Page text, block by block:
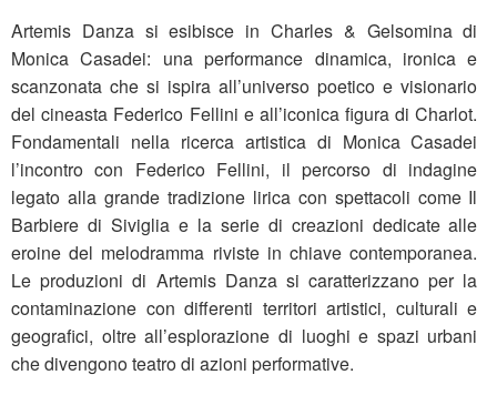
Artemis Danza si esibisce in Charles & Gelsomina di
Monica Casadei: una performance dinamica, ironica e
scanzonata che si ispira all’universo poetico e visionario
del cineasta Federico Fellini e all’iconica figura di Charlot.
Fondamentali nella ricerca artistica di Monica Casadei
l’incontro con Federico Fellini, il percorso di indagine
legato alla grande tradizione lirica con spettacoli come Il
Barbiere di Siviglia e la serie di creazioni dedicate alle
eroine del melodramma riviste in chiave contemporanea.
Le produzioni di Artemis Danza si caratterizzano per la
contaminazione con differenti territori artistici, culturali e
geografici, oltre all’esplorazione di luoghi e spazi urbani
che divengono teatro di azioni performative.